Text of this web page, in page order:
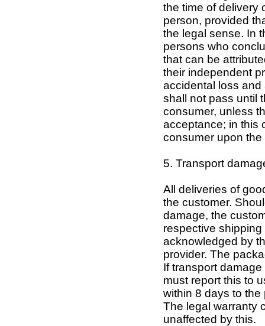
the time of delivery
person, provided
the legal sense. In
persons who
that can be
their independent
accidental loss and
shall not pass until
consumer, unless
acceptance; in this
consumer upon
5. Transport
All deliveries of
the customer.
damage, the
respective
acknowledged by
provider. The
If transport
must report this to
within 8 days to the
The legal warranty
unaffected by this.